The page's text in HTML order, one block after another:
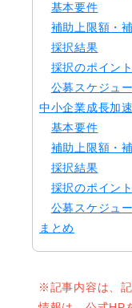
基本要件
補助上限額・
採択結果
採択のポイン
公募スケジュ
中小企業成長加
基本要件
補助上限額・
採択結果
採択のポイン
公募スケジュ
まとめ
※記事内容は、